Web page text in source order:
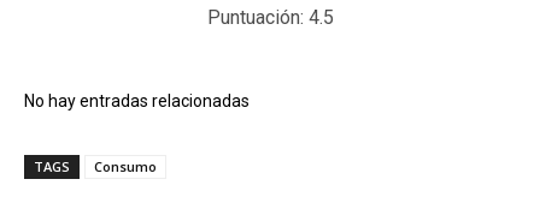
Puntuación: 4.5
No hay entradas relacionadas
TAGS Consumo